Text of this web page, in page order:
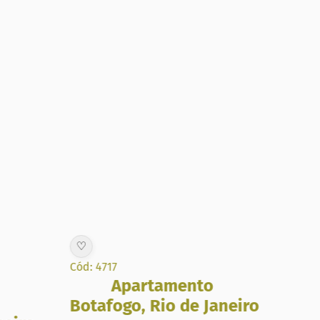
♡
Cód: 4717
Apartamento
Botafogo, Rio de Janeiro